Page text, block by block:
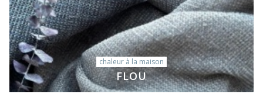
chaleur à la maison
FLOU